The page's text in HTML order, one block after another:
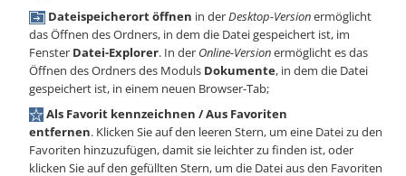
Dateispeicherort öffnen in derDesktop-Versionermöglicht
das Öffnen des Ordners, in dem die Datei gespeichert ist, im
Fenster Datei-Explorer. In der Online-Versionermöglicht es das
Öffnen des Ordners des Moduls Dokumente, in dem die Datei
gespeichert ist, in einem neuen Browser-Tab;
Als Favorit kennzeichnen / Aus Favoriten
entfernen. Klicken Sie auf den leeren Stern, um eine Datei zu den
Favoriten hinzuzufügen, damit sie leichter zu finden ist, oder
klicken Sie auf den gefüllten Stern, um die Datei aus den Favoriten